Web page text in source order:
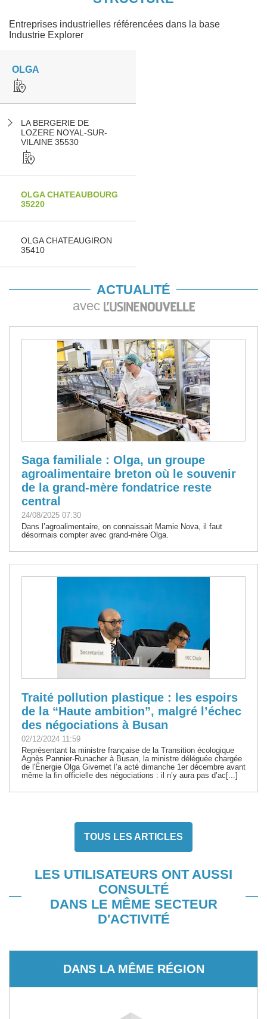
Entreprises industrielles référencées dans la base
Industrie Explorer
OLGA
LA BERGERIE DE
LOZERE NOYAL-SUR-
VILAINE 35530
OLGA CHATEAUBOURG
35220
OLGA CHATEAUGIRON
35410
ACTUALITÉ
avec
Saga familiale : Olga, un groupe
agroalimentaire breton où le souvenir
de la grand-mère fondatrice reste
central
24/08/2025 07:30
Dans l’agroalimentaire, on connaissait Mamie Nova, il faut
désormais compter avec grand-mère Olga.
Traité pollution plastique : les espoirs
de la “Haute ambition”, malgré l’échec
des négociations à Busan
02/12/2024 11:59
Représentant la ministre française de la Transition écologique
Agnès Pannier-Runacher à Busan, la ministre déléguée chargée
de l'Énergie Olga Givernet l’a acté dimanche 1er décembre avant
même la fin officielle des négociations : il n’y aura pas d’ac[...]
TOUS LES ARTICLES
LES UTILISATEURS ONT AUSSI
CONSULTÉ
DANS LE MÊME SECTEUR
D'ACTIVITÉ
DANS LA MÊME RÉGION